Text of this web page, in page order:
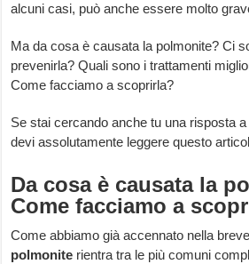
alcuni casi, può anche essere molto
Ma da cosa è causata la polmonite? Ci
prevenirla? Quali sono i trattamenti
Come facciamo a scoprirla?
Se stai cercando anche tu una risposta
devi assolutamente leggere questo
Da cosa è causata la
Come facciamo a
Come abbiamo già accennato nella
polmonite rientra tra le più comuni